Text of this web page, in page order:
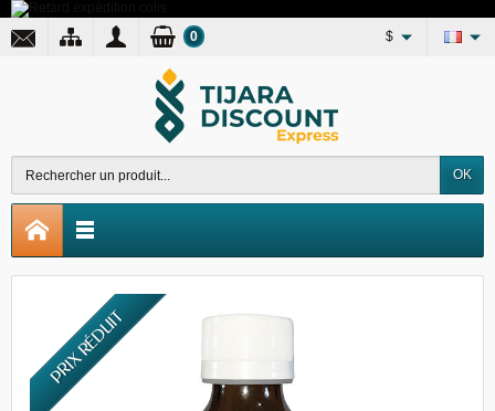
$
OK
0
PRIX RÉDUIT